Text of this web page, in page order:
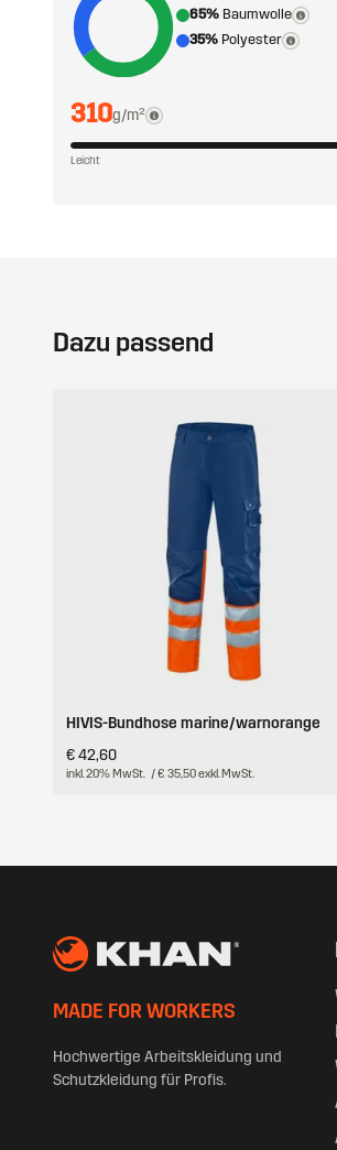
65% Baumwolle
35% Polyester
310g/m²
Leicht
Dazu passend
HIVIS-Bundhose marine/warnorange
€ 42,60
inkl. 20% MwSt. / € 35,50 exkl. MwSt.
MADE FOR WORKERS
Hochwertige Arbeitskleidung und
Schutzkleidung für Profis.